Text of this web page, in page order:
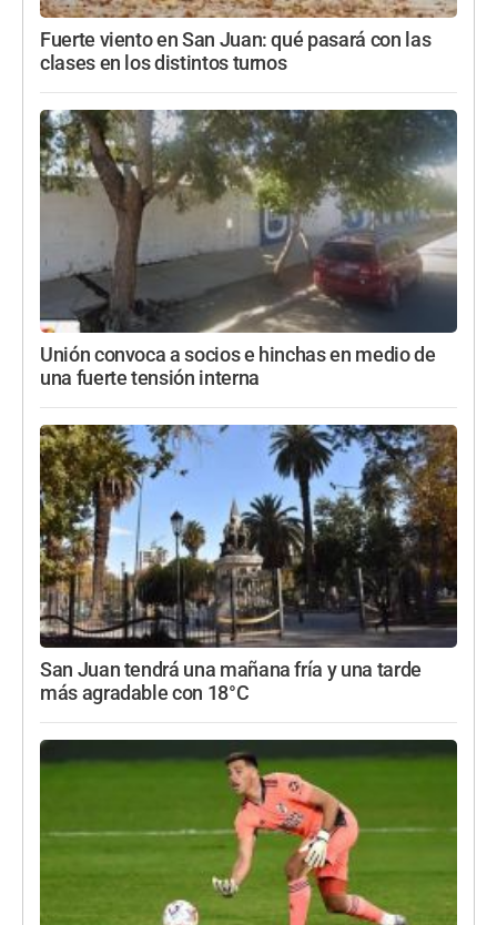
Fuerte viento en San Juan: qué pasará con las
clases en los distintos turnos
Unión convoca a socios e hinchas en medio de
una fuerte tensión interna
San Juan tendrá una mañana fría y una tarde
más agradable con 18°C